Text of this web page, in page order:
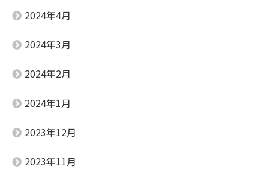
2024年4月
2024年3月
2024年2月
2024年1月
2023年12月
2023年11月